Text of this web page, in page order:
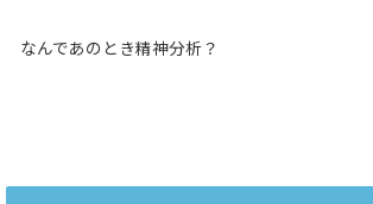
なんであのとき精神分析？